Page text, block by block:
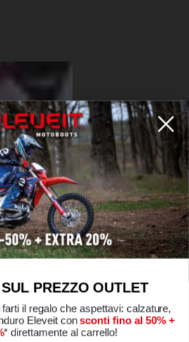
PREZZO OUTLET
il regalo che aspettavi: calzature,
Eleveit con sconti fino al 50% +
* direttamente al carrello!